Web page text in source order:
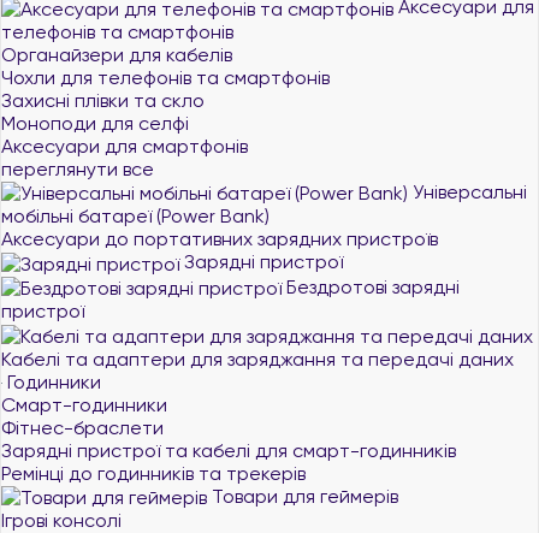
Аксесуари для
телефонів та смартфонів
Органайзери для кабелів
Чохли для телефонів та смартфонів
Захисні плівки та скло
Моноподи для селфі
Аксесуари для смартфонів
переглянути все
Універсальні
мобільні батареї (Power Bank)
Аксесуари до портативних зарядних пристроїв
Зарядні пристрої
Бездротові зарядні
пристрої
Кабелі та адаптери для заряджання та передачі даних
Годинники
Смарт-годинники
Фітнес-браслети
Зарядні пристрої та кабелі для смарт-годинників
Ремінці до годинників та трекерів
Товари для геймерів
Ігрові консолі